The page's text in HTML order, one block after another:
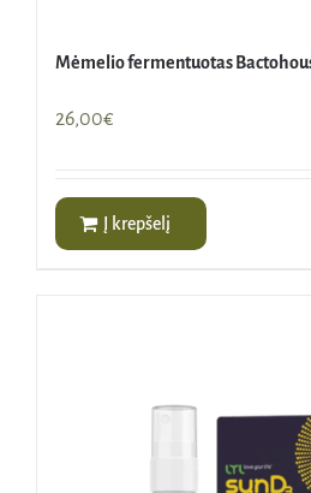
Mėmelio fermentuotas
26,00€
Į krepšelį